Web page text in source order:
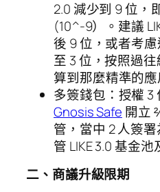
2.0 減少到 9 位，
(10^-9）。建議
後 9 位，或者考
至 3 位，按照過
算到那麼精準的應
多簽錢包：授權 3
Gnosis Safe 開立
管，當中 2 人簽
管 LIKE 3.0 基金
二、商議升級限期